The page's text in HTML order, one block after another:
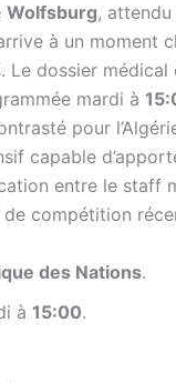
Wolfsburg,
à un moment
Le dossier
mardi à
pour
capable
entre le staff
compétition
des Nations.
à 15:00.